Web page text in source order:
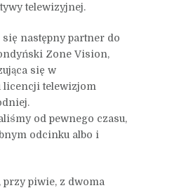
telewizyjnej.
się następny partner do
Zone Vision,
się w
licencji telewizjom
od pewnego czasu,
odcinku albo i
przy piwie, z dwoma